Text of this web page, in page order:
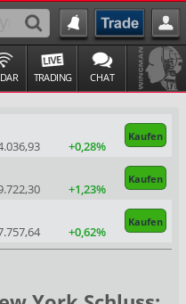
TRADING CHAT
Kaufen
+0,28%
Kaufen
+1,23%
Kaufen
+0,62%